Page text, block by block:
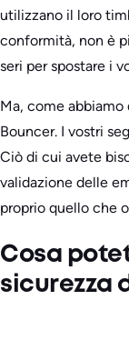
utilizzano il loro
conformità, non è
seri per spostare i
Ma, come
Bouncer. I vostri
Ciò di cui avete
validazione delle
proprio quello che
Cosa
sicurezza